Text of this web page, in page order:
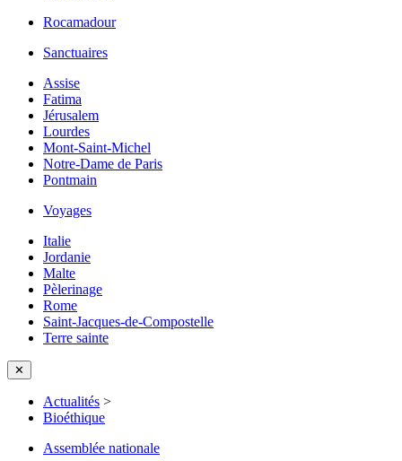
Rocamadour
Sanctuaires
Assise
Fatima
Jérusalem
Lourdes
Mont-Saint-Michel
Notre-Dame de Paris
Pontmain
Voyages
Italie
Jordanie
Malte
Pèlerinage
Rome
Saint-Jacques-de-Compostelle
Terre sainte
✕
Actualités >
Bioéthique
Assemblée nationale